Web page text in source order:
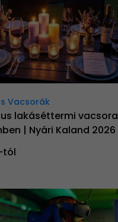
Vacsorák
lakáséttermi vacsora
| Nyári Kaland 2026
tól